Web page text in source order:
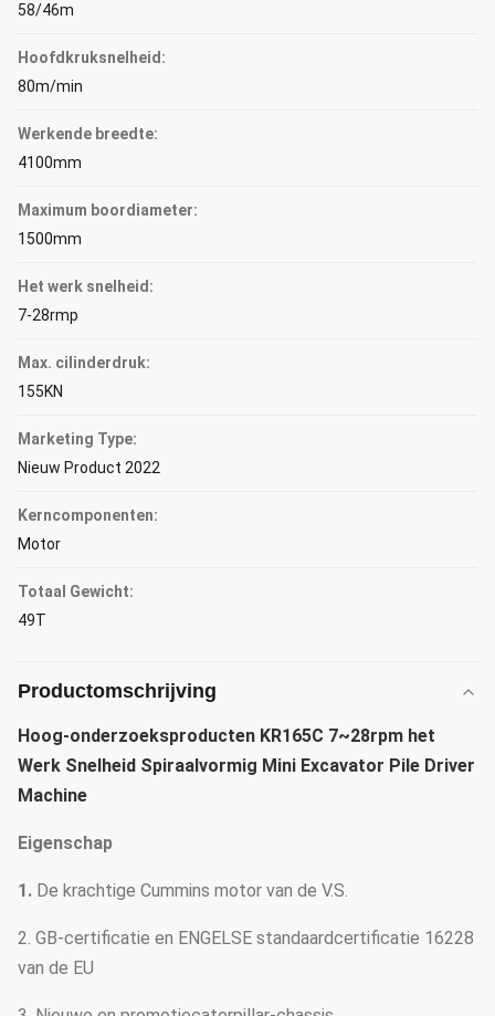
58/46m
Hoofdkruksnelheid:
80m/min
Werkende breedte:
4100mm
Maximum boordiameter:
1500mm
Het werk snelheid:
7-28rmp
Max. cilinderdruk:
155KN
Marketing Type:
Nieuw Product 2022
Kerncomponenten:
Motor
Totaal Gewicht:
49T
Productomschrijving
Hoog-onderzoeksproducten KR165C 7~28rpm het
Werk Snelheid Spiraalvormig Mini Excavator Pile Driver
Machine
Eigenschap
1. De krachtige Cummins motor van de V.S.
2. GB-certificatie en ENGELSE standaardcertificatie 16228
van de EU